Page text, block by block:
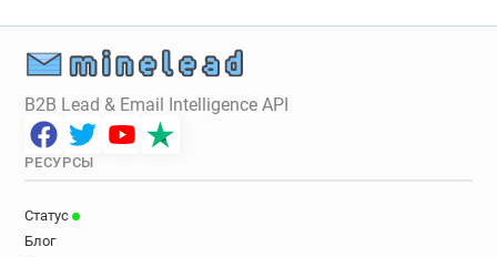
B2B Lead & Email Intelligence API
РЕСУРСЫ
Статус
Блог